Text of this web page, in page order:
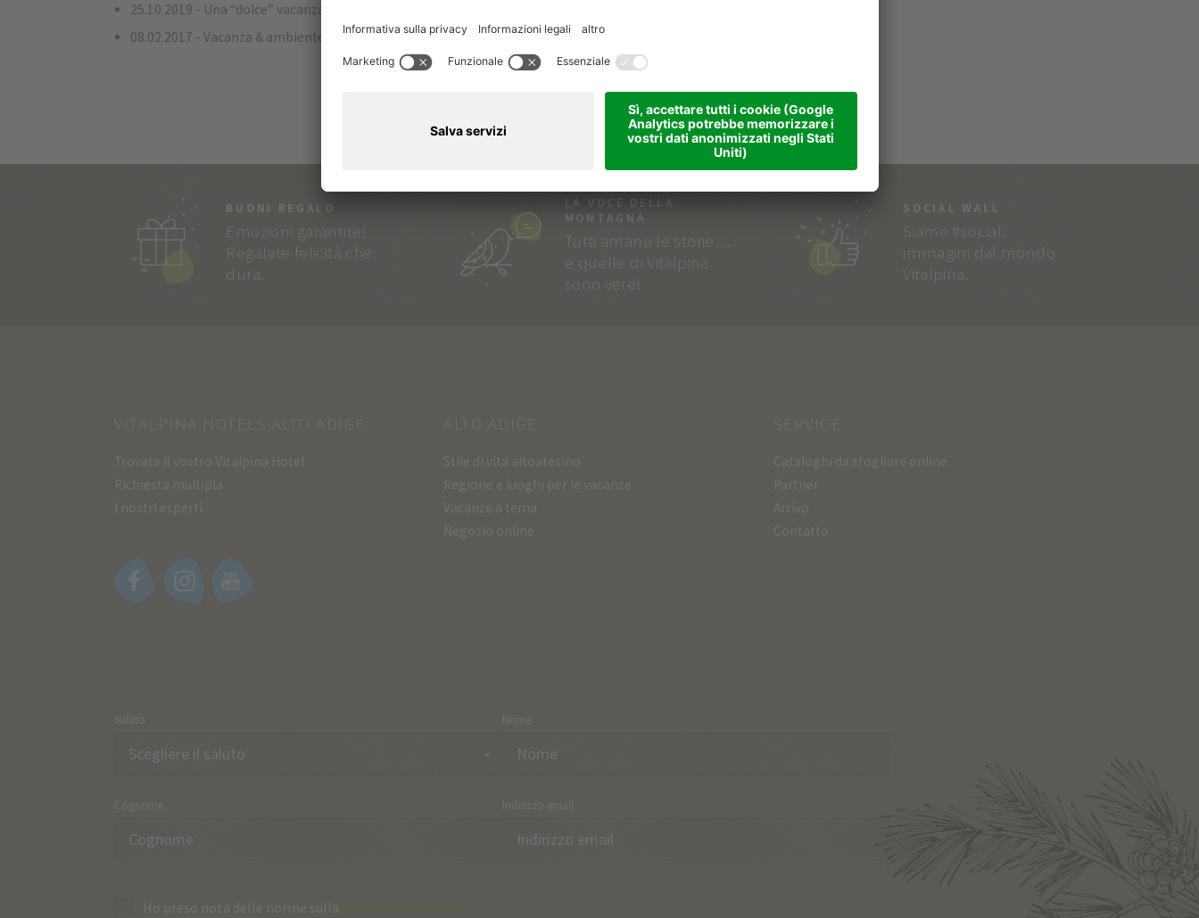
25.10.2019 - Una “dolce” vacanza sulla neve 💙
08.02.2017 - Vacanza & ambiente, connubio vincente
BUONI REGALO
Emozioni garantite!
Regalate felicità che
dura.
LA VOCE DELLA
MONTAGNA
Tutti amano le storie…
e quelle di Vitalpina
sono vere!
SOCIAL WALL
Siamo #social:
immagini dal mondo
Vitalpina.
VITALPINA HOTELS ALTO ADIGE
Trovate il vostro Vitalpina Hotel
Richiesta multipla
I nostri esperti
ALTO ADIGE
Stile di vita altoatesino
Regione e luoghi per le vacanze
Vacanze a tema
Negozio online
SERVICE
Cataloghi da sfogliare online
Partner
Arrivo
Contatto
Saluto Nome
Cognome Indirizzo email
Ho preso nota delle norme sulla protezione dei dati.